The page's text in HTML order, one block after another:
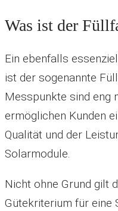
Was ist der
Ein ebenfalls
ist der sogenannte
Messpunkte sind eng
ermöglichen Kunden
Qualität und der
Solarmodule.
Nicht ohne Grund gilt
Gütekriterium für eine